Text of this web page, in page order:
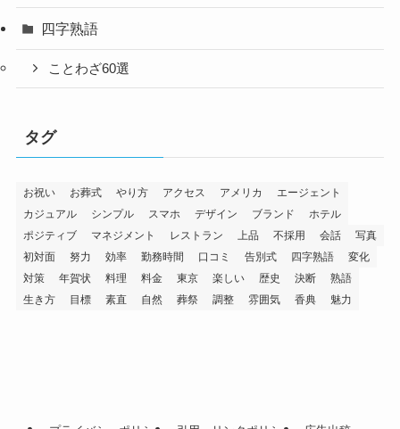
四字熟語
ことわざ60選
タグ
お祝い お葬式 やり方 アクセス アメリカ
エージェント
カジュアル
シンプル スマホ デザイン ブランド
ホテル
ポジティブ
マネジメント レストラン 上品 不採用 会話
写真
初対面
努力 効率 勤務時間 口コミ 告別式 四字熟語
変化
対策
年賀状 料理 料金 東京 楽しい 歴史 決断
熟語
生き方
目標 素直 自然 葬祭 調整 雰囲気 香典 魅力